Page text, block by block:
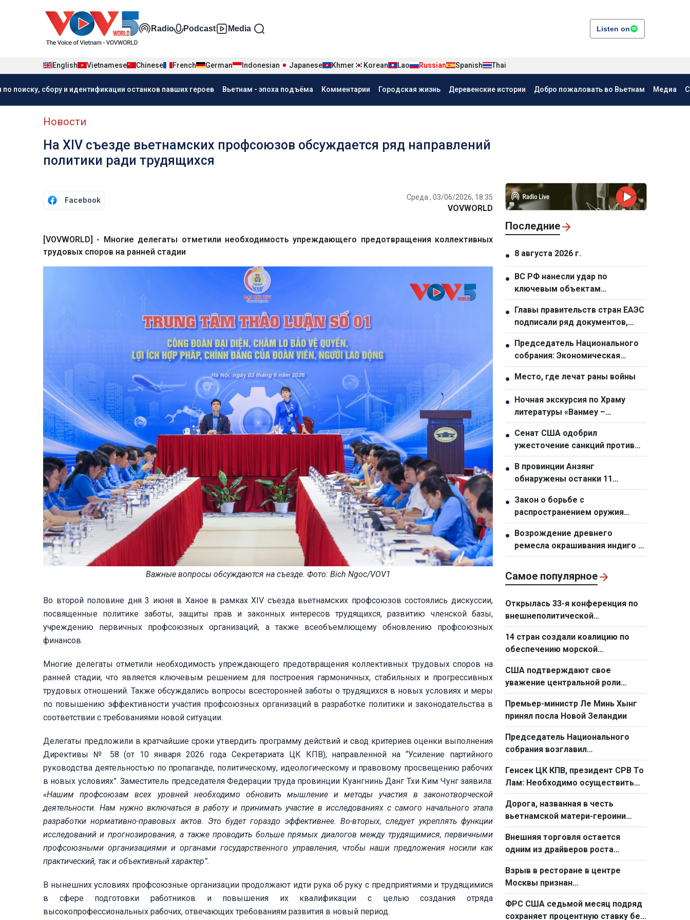
Đa phương tiện tiếng Nga
Radio Podcast Media Listen on
English Vietnamese Chinese French German Indonesian Japanese Khmer Korean Lao Russian Spanish Thai
Menu trang chủ tiếng Nga
поиску, сбору и идентификации останков павших героев Вьетнам - эпоха подъёма Комментарии Городская жизнь Деревенские истории Добро пожаловать во Вьетнам Медиа
menu phụ tiếng Nga
Новости
На XIV съезде вьетнамских профсоюзов обсуждается ряд направлений
политики ради трудящихся
Facebook Среда , 03/06/2026, 18:35
VOVWORLD
[VOVWORLD] - Многие делегаты отметили необходимость упреждающего предотвращения коллективных
трудовых споров на ранней стадии
Важные вопросы обсуждаются на съезде. Фото: Bich Ngoc/VOV1
Во второй половине дня 3 июня в Ханое в рамках XIV съезда вьетнамских профсоюзов состоялись дискуссии,
посвященные политике заботы, защиты прав и законных интересов трудящихся, развитию членской базы,
учреждению первичных профсоюзных организаций, а также всеобъемлющему обновлению профсоюзных
финансов.
Многие делегаты отметили необходимость упреждающего предотвращения коллективных трудовых споров на
ранней стадии, что является ключевым решением для построения гармоничных, стабильных и прогрессивных
трудовых отношений. Также обсуждались вопросы всесторонней заботы о трудящихся в новых условиях и меры
по повышению эффективности участия профсоюзных организаций в разработке политики и законодательства в
соответствии с требованиями новой ситуации.
Делегаты предложили в кратчайшие сроки утвердить программу действий и свод критериев оценки выполнения
Директивы № 58 (от 10 января 2026 года Секретариата ЦК КПВ), направленной на “Усиление партийного
руководства деятельностью по пропаганде, политическому, идеологическому и правовому просвещению рабочих
в новых условиях”. Заместитель председателя Федерации труда провинции Куангнинь Данг Тхи Ким Чунг заявила:
«Нашим профсоюзам всех уровней необходимо обновить мышление и методы участия в законотворческой
деятельности. Нам нужно включаться в работу и принимать участие в исследованиях с самого начального этапа
разработки нормативно-правовых актов. Это будет гораздо эффективнее. Во-вторых, следует укреплять функции
исследований и прогнозирования, а также проводить больше прямых диалогов между трудящимися, первичными
профсоюзными организациями и органами государственного управления, чтобы наши предложения носили как
практический, так и объективный характер”.
В нынешних условиях профсоюзные организации продолжают идти рука об руку с предприятиями и трудящимися
в сфере подготовки работников и повышения их квалификации с целью создания отряда
высокопрофессиональных рабочих, отвечающих требованиям развития в новый период.
Последние
● 8 августа 2026 г.
● ВС РФ нанесли удар по
ключевым объектам
украинского «Нафтогаза»
● Главы правительств стран ЕАЭС
подписали ряд документов,
направленных на углубление
интеграции
● Председатель Национального
собрания: Экономическая
полиция – наш «острый
драгоценный меч» в борьбе с
преступностью
● Место, где лечат раны войны
● Ночная экскурсия по Храму
литературы «Ванмеу –
Куоктызям»
● Сенат США одобрил
ужесточение санкций против
России
● В провинции Анзянг
обнаружены останки 11
пропавших воинов
● Закон о борьбе с
распространением оружия
массового уничтожения
● Возрождение древнего
ремесла окрашивания индиго у
народа монг в общине Тасуа
Самое популярное
Открылась 33-я конференция по
внешнеполитической
деятельности
14 стран создали коалицию по
обеспечению морской
безопасности на Ближнем
Востоке
США подтверждают свое
уважение центральной роли
АСЕАН в урегулировании в
Восточном море
Премьер-министр Ле Минь Хынг
принял посла Новой Зеландии
Председатель Национального
собрания возглавил
Парламентский форум по
вопросам надзорной
деятельности 2026 г.
Генсек ЦК КПВ, президент СРВ То
Лам: Необходимо осуществить
фундаментальный переход от
простого труда к созидательному
труду
Дорога, названная в честь
вьетнамской матери-героини
стала «Дорогой дружбы»
Внешняя торговля остается
одним из драйверов роста
Вьетнама за первые семь
месяцев
Взрыв в ресторане в центре
Москвы признан
террористическим актом
ФРС США седьмой месяц подряд
сохраняет процентную ставку без